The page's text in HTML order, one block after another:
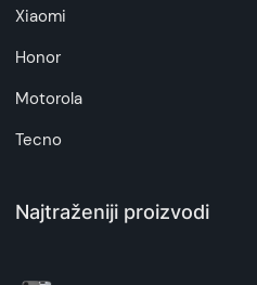
Xiaomi
Honor
Motorola
Tecno
Najtraženiji proizvodi